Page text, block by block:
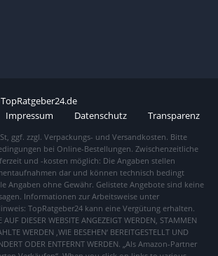
TopRatgeber24.de
Impressum
Datenschutz Transparenz